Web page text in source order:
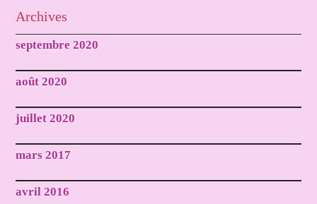
Archives
septembre 2020
août 2020
juillet 2020
mars 2017
avril 2016